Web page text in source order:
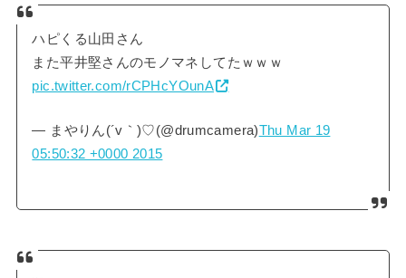
ハピくる山田さん
また平井堅さんのモノマネしてたｗｗｗ
pic.twitter.com/rCPHcYOunA
— まやりん(´v｀)♡(@drumcamera)Thu Mar 19
05:50:32 +0000 2015